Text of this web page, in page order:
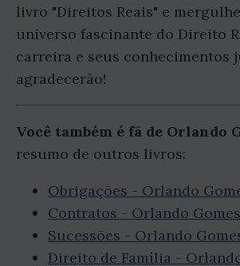
livro "Direitos Reais" e
universo fascinante do Direito
carreira e seus conhecimentos
agradecerão!
Você também é fã de Orlando
resumo de outros livros:
Obrigações - Orlando
Contratos - Orlando Gomes
Sucessões - Orlando
Direito de Família -